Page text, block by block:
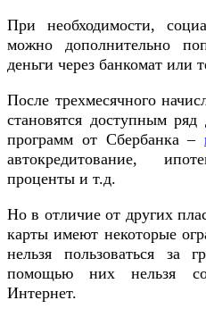
При необходимости,
можно дополнительно
деньги через банкомат или
После трехмесячного
становятся доступным
программ от Сбербанка –
автокредитование,
проценты и т.д.
Но в отличие от других
карты имеют некоторые
нельзя пользоваться за
помощью них нельзя
Интернет.